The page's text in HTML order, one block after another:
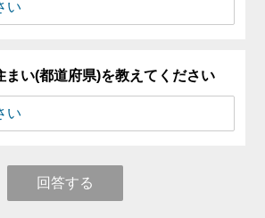
まい(都道府県)を教えてください
回答する